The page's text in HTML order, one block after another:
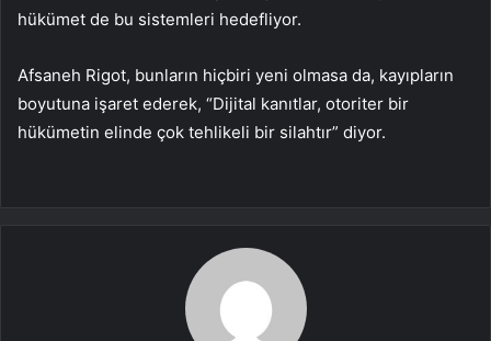
hükümet de bu sistemleri hedefliyor.
Afsaneh Rigot, bunların hiçbiri yeni olmasa da, kayıpların
boyutuna işaret ederek, “Dijital kanıtlar, otoriter bir
hükümetin elinde çok tehlikeli bir silahtır” diyor.